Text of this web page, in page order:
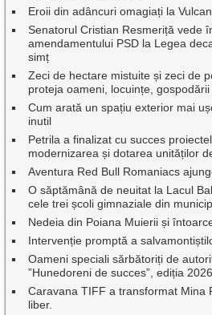
Eroii din adâncuri omagiați la
Senatorul Cristian Resmeriță vede
amendamentului PSD la Legea
simț
Zeci de hectare mistuite și zeci de
proteja oameni, locuințe,
Cum arată un spațiu exterior mai
inutil
Petrila a finalizat cu succes
modernizarea și dotarea unităților
Aventura Red Bull Romaniacs
O săptămână de neuitat la Lacul
cele trei școli gimnaziale din
Nedeia din Poiana Muierii și
Intervenție promptă a
Oameni speciali sărbătoriți de
”Hunedoreni de succes”, ediția 2026
Caravana TIFF a transformat Mina
liber.